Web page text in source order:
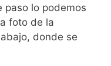
paso lo podemos
foto de la
donde se